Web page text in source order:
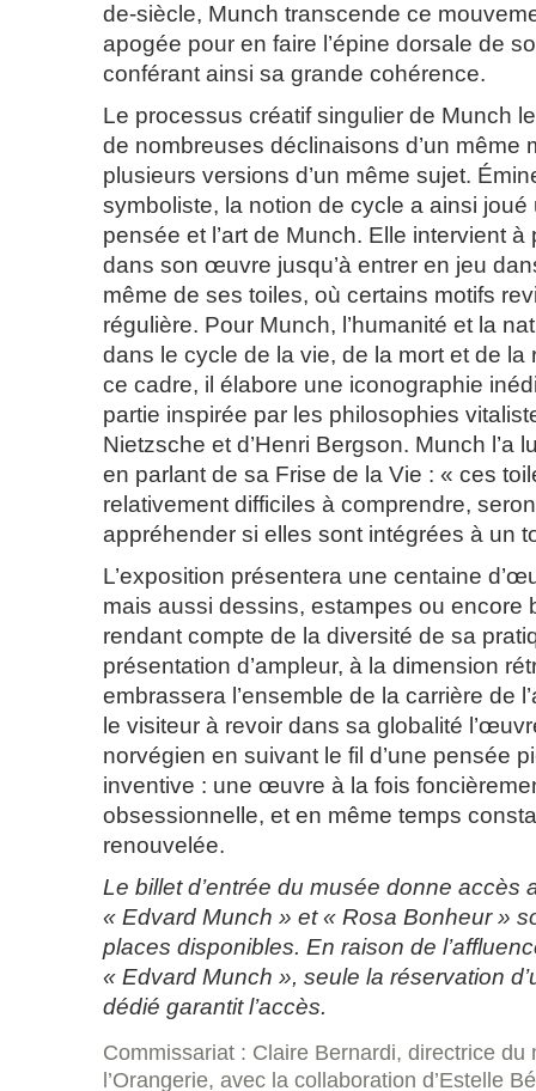
de-siècle, Munch transcende ce
apogée pour en faire l’épine dorsale de
conférant ainsi sa grande cohérence.
Le processus créatif singulier de Munch
de nombreuses déclinaisons d’un même
plusieurs versions d’un même sujet.
symboliste, la notion de cycle a ainsi joué
pensée et l’art de Munch. Elle intervient
dans son œuvre jusqu’à entrer en jeu
même de ses toiles, où certains motifs
régulière. Pour Munch, l’humanité et la
dans le cycle de la vie, de la mort et de la
ce cadre, il élabore une iconographie
partie inspirée par les philosophies
Nietzsche et d’Henri Bergson. Munch l’a
en parlant de sa Frise de la Vie : « ces
relativement difficiles à comprendre,
appréhender si elles sont intégrées à un
L’exposition présentera une centaine
mais aussi dessins, estampes ou encore
rendant compte de la diversité de sa
présentation d’ampleur, à la dimension
embrassera l’ensemble de la carrière de
le visiteur à revoir dans sa globalité
norvégien en suivant le fil d’une pensée
inventive : une œuvre à la fois
obsessionnelle, et en même temps
renouvelée.
Le billet d’entrée du musée donne accès
« Edvard Munch » et « Rosa Bonheur »
places disponibles. En raison de
« Edvard Munch », seule la réservation
dédié garantit l’accès.
Commissariat : Claire Bernardi, directrice du
l’Orangerie, avec la collaboration d’Estelle